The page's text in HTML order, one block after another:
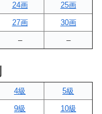
24画
25画
27画
30画
– –
4級
5級
9級 10級